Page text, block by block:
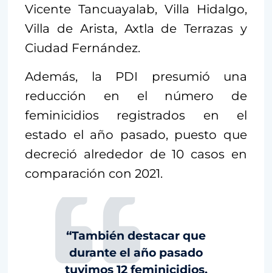
Vicente Tancuayalab, Villa Hidalgo,
Villa de Arista, Axtla de Terrazas y
Ciudad Fernández.
Además, la PDI presumió una
reducción en el número de
feminicidios registrados en el
estado el año pasado, puesto que
decreció alrededor de 10 casos en
comparación con 2021.
“También destacar que
durante el año pasado
tuvimos 12 feminicidios,